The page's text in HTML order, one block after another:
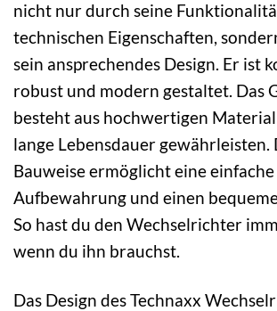
nicht nur durch seine
technischen Eigenschaften,
sein ansprechendes Design. Er ist
robust und modern gestaltet. Das
besteht aus hochwertigen
lange Lebensdauer gewährleisten.
Bauweise ermöglicht eine einfache
Aufbewahrung und einen
So hast du den Wechselrichter
wenn du ihn brauchst.
Das Design des Technaxx